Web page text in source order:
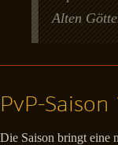
Alten
PvP-Saison
Die Saison bringt eine